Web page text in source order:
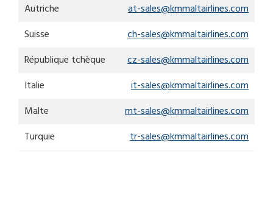
Autriche
at-sales@kmmaltairlines.com
Suisse
ch-sales@kmmaltairlines.com
République tchèque
cz-sales@kmmaltairlines.com
Italie
it-sales@kmmaltairlines.com
Malte
mt-sales@kmmaltairlines.com
Turquie
tr-sales@kmmaltairlines.com